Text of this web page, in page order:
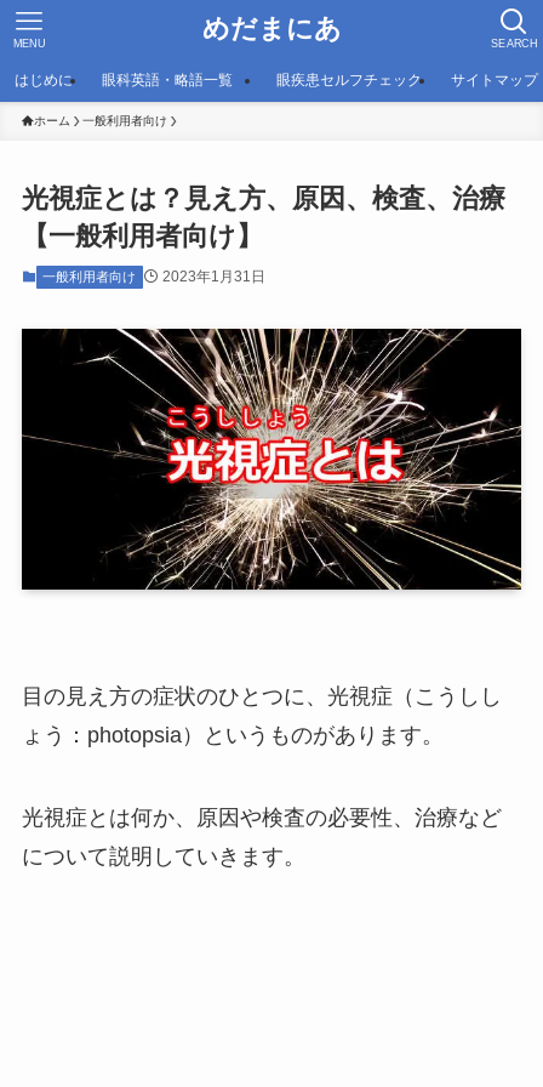
めだまにあ SEARCH
MENU
はじめに 眼科英語・略語一覧 眼疾患セルフチェック サイトマップ
ホーム 一般利用者向け
光視症とは？見え方、原因、検査、治療
【一般利用者向け】
一般利用者向け 2023年1月31日
目の見え方の症状のひとつに、光視症（こうしし
ょう：photopsia）というものがあります。
光視症とは何か、原因や検査の必要性、治療など
について説明していきます。